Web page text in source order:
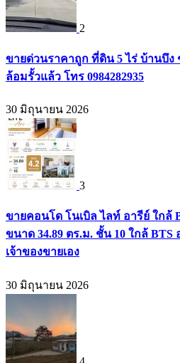
2
ขายด่วนราคาถูก ที่ดิน 5 ไร่ บ้านบึง
ล้อมรั้วแล้ว โทร 0984282935
30 มิถุนายน 2026
3
ขายคอนโด โนเบิล ไลท์ อารีย์ ใกล้
ขนาด 34.89 ตร.ม. ชั้น 10 ใกล้ BTS
เจ้าของขายเอง
30 มิถุนายน 2026